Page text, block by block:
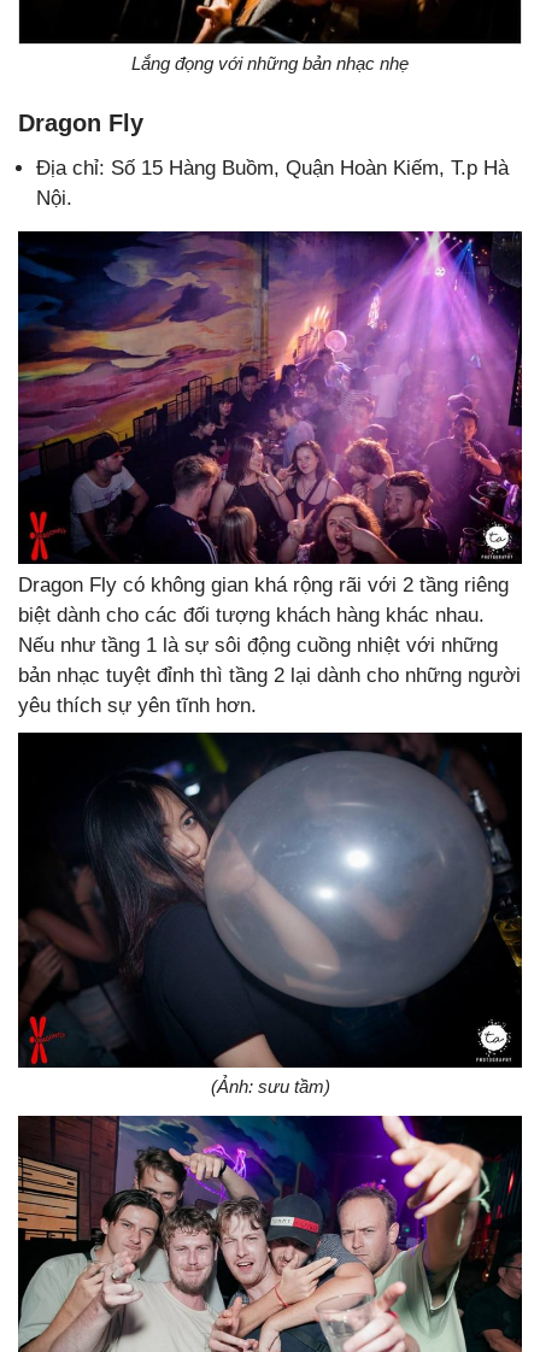
Lắng đọng với những bản nhạc nhẹ
Dragon Fly
Địa chỉ: Số 15 Hàng Buồm, Quận Hoàn Kiếm, T.p Hà
Nội.
Dragon Fly có không gian khá rộng rãi với 2 tầng riêng
biệt dành cho các đối tượng khách hàng khác nhau.
Nếu như tầng 1 là sự sôi động cuồng nhiệt với những
bản nhạc tuyệt đỉnh thì tầng 2 lại dành cho những người
yêu thích sự yên tĩnh hơn.
(Ảnh: sưu tầm)